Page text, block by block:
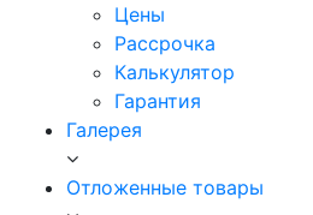
Цены
Рассрочка
Калькулятор
Гарантия
Галерея
Отложенные товары